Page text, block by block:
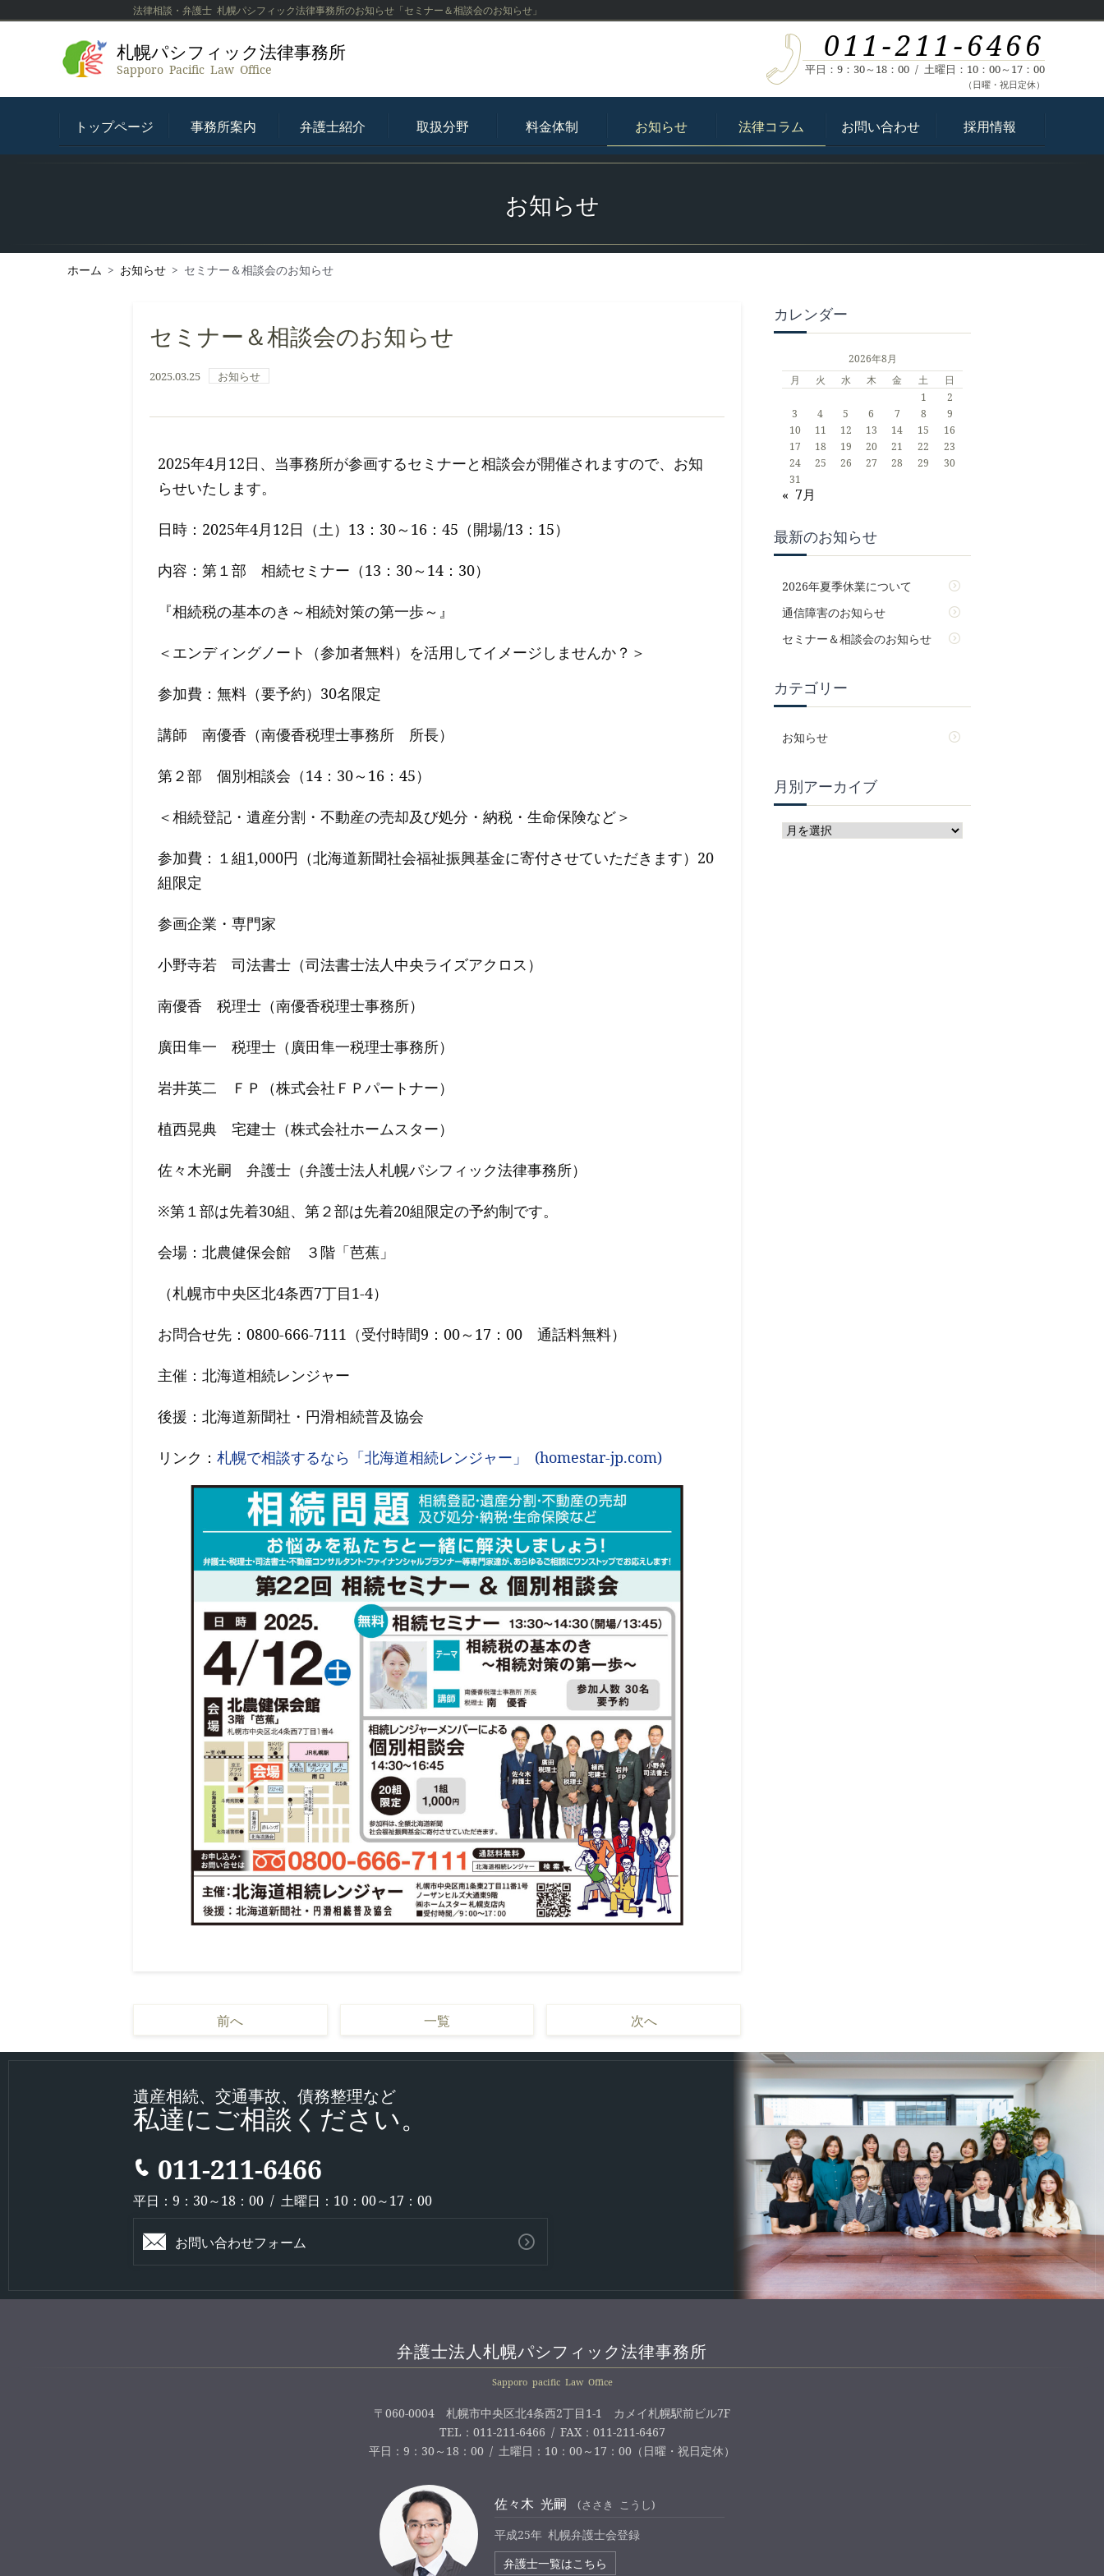
法律相談・弁護士 札幌パシフィック法律事務所のお知らせ「セミナー＆相談会のお知らせ」
札幌パシフィック法律事務所
Sapporo Pacific Law Office
011-211-6466
平日：9：30～18：00 / 土曜日：10：00～17：00
（日曜・祝日定休）
トップページ 事務所案内 弁護士紹介 取扱分野 料金体制 お知らせ 法律コラム お問い合わせ 採用情報
お知らせ
ホーム > お知らせ > セミナー＆相談会のお知らせ
セミナー＆相談会のお知らせ
2025.03.25 お知らせ
2025年4月12日、当事務所が参画するセミナーと相談会が開催されますので、お知
らせいたします。
日時：2025年4月12日（土）13：30～16：45（開場/13：15）
内容：第１部 相続セミナー（13：30～14：30）
『相続税の基本のき～相続対策の第一歩～』
＜エンディングノート（参加者無料）を活用してイメージしませんか？＞
参加費：無料（要予約）30名限定
講師 南優香（南優香税理士事務所 所長）
第２部 個別相談会（14：30～16：45）
＜相続登記・遺産分割・不動産の売却及び処分・納税・生命保険など＞
参加費：１組1,000円（北海道新聞社会福祉振興基金に寄付させていただきます）20
組限定
参画企業・専門家
小野寺若 司法書士（司法書士法人中央ライズアクロス）
南優香 税理士（南優香税理士事務所）
廣田隼一 税理士（廣田隼一税理士事務所）
岩井英二 ＦＰ（株式会社ＦＰパートナー）
植西晃典 宅建士（株式会社ホームスター）
佐々木光嗣 弁護士（弁護士法人札幌パシフィック法律事務所）
※第１部は先着30組、第２部は先着20組限定の予約制です。
会場：北農健保会館 ３階「芭蕉」
（札幌市中央区北4条西7丁目1-4）
お問合せ先：0800-666-7111（受付時間9：00～17：00 通話料無料）
主催：北海道相続レンジャー
後援：北海道新聞社・円滑相続普及協会
リンク： 札幌で相談するなら「北海道相続レンジャー」 (homestar-jp.com)
前へ 一覧 次へ
カレンダー
2026年8月
月 火 水 木 金 土
日
1
2
3
4 5 6 7 8
9
10
11 12 13 14 15
16
17
18 19 20 21 22
23
24
25 26 27 28 29
30
31
« 7月
最新のお知らせ
2026年夏季休業について
通信障害のお知らせ
セミナー＆相談会のお知らせ
カテゴリー
お知らせ
月別アーカイブ
遺産相続、交通事故、債務整理など
私達にご相談ください。
011-211-6466
平日：9：30～18：00 / 土曜日：10：00～17：00
お問い合わせフォーム
弁護士法人札幌パシフィック法律事務所
Sapporo pacific Law Office
〒060-0004 札幌市中央区北4条西2丁目1-1 カメイ札幌駅前ビル7F
TEL：011-211-6466 / FAX：011-211-6467
平日：9：30～18：00 / 土曜日：10：00～17：00（日曜・祝日定休）
佐々木 光嗣 (ささき こうし)
平成25年 札幌弁護士会登録
弁護士一覧はこちら